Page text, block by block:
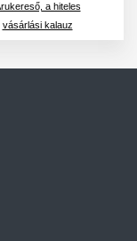
a hiteles
vásárlási kalauz